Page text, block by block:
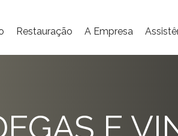
Restauração A Empresa
E